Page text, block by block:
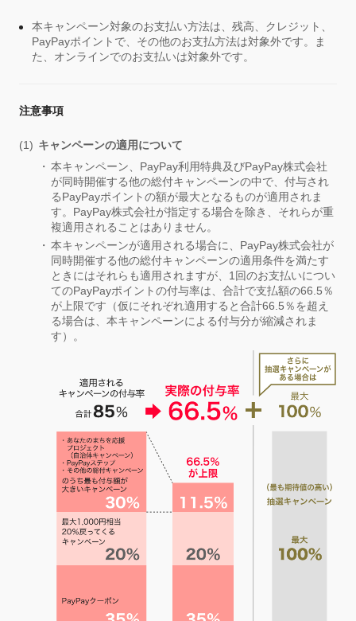
本キャンペーン対象のお支払い方法は、残高、クレジット、
PayPayポイントで、その他のお支払方法は対象外です。ま
た、オンラインでのお支払いは対象外です。
注意事項
キャンペーンの適用について
本キャンペーン、PayPay利用特典及びPayPay株式会社
が同時開催する他の総付キャンペーンの中で、付与され
るPayPayポイントの額が最大となるものが適用されま
す。PayPay株式会社が指定する場合を除き、それらが重
複適用されることはありません。
本キャンペーンが適用される場合に、PayPay株式会社が
同時開催する他の総付キャンペーンの適用条件を満たす
ときにはそれらも適用されますが、1回のお支払いについ
てのPayPayポイントの付与率は、合計で支払額の66.5％
が上限です（仮にそれぞれ適用すると合計66.5％を超え
る場合は、本キャンペーンによる付与分が縮減されま
す）。